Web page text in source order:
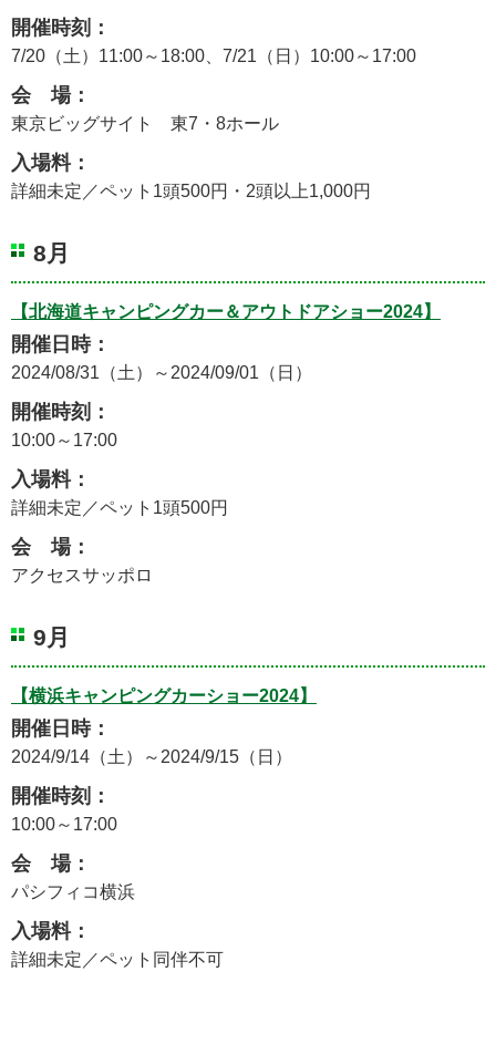
開催時刻：
7/20（土）11:00～18:00、7/21（日）10:00～17:00
会 場：
東京ビッグサイト 東7・8ホール
入場料：
詳細未定／ペット1頭500円・2頭以上1,000円
8月
【北海道キャンピングカー＆アウトドアショー2024】
開催日時：
2024/08/31（土）～2024/09/01（日）
開催時刻：
10:00～17:00
入場料：
詳細未定／ペット1頭500円
会 場：
アクセスサッポロ
9月
【横浜キャンピングカーショー2024】
開催日時：
2024/9/14（土）～2024/9/15（日）
開催時刻：
10:00～17:00
会 場：
パシフィコ横浜
入場料：
詳細未定／ペット同伴不可